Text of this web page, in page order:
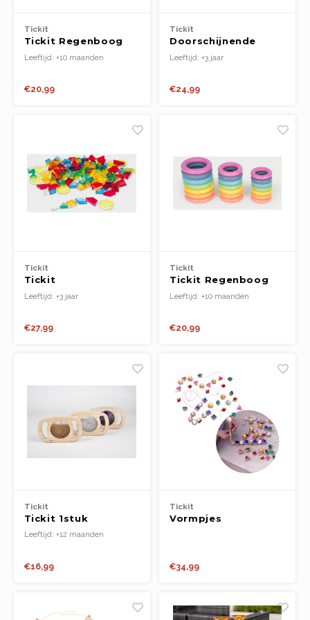
Tickit
Tickit Regenboog
Houten Halve Bollen
Leeftijd: +10 maanden
€20,99
Tickit
Doorschijnende
Gekleurde Insecten
Leeftijd: +3 jaar
€24,99
Tickit
Tickit
Doorschijnende
Leeftijd: +3 jaar
€27,99
Tickit
Tickit Regenboog
Houten Ringen
Leeftijd: +10 maanden
€20,99
Tickit
Tickit 1stuk
gemakkelijk vast te
diverse kleuren
Leeftijd: +12 maanden
€16,99
Tickit
Vormpjes
€34,99